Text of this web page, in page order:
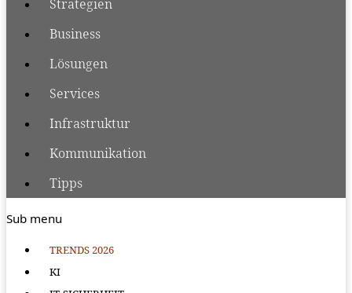
Strategien
Business
Lösungen
Services
Infrastruktur
Kommunikation
Tipps
Sub menu
TRENDS 2026
KI